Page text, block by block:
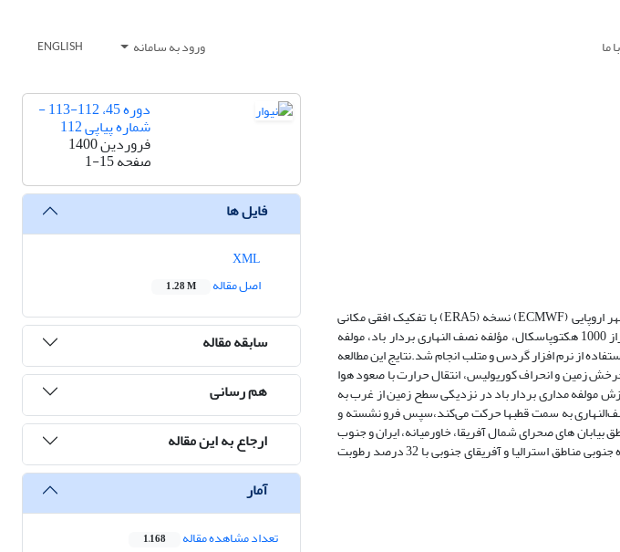
ما ورود به سامانه ENGLISH
جهت تشخیص ساختار گردش بزرگ مقیاس نصف‌النهاری سلول هادلی از داده‌های بازتحلیل پیش‌بینی میان مدت هواسپهر اروپایی (ECMWF) نسخه (ERA5) با تفکیک افقی مکانی
25/0*25/0 درجه و با بهره‌گیری از نقشه‌های دمای هوا، مؤلفه مداری بردار باد، مؤلفه مداری بردار باد سطح صفر در تراز 1000 هکتوپاسکال، مؤلفه نصف النهاری بردار باد، مولفه
تابع جریان عملکرد نصف‌النهاری، تابش موج بلند خروجی زمین برای دوره 40 ساله (2018-1979) و با استفاده از نرم افزار گردس و متلب انجام شد.نتایج این مطالعه
زمین و انحراف کوریولیس، انتقال حرارت با صعود هوا
درجه شمالی و 35 درجه جنوبی مشاهده می‌شود و وزش مولفه مداری بردار باد در نزدیکی سطح زمین از غرب به
به سمت قطبها حرکت می‌کند،سپس فرو نشسته و
های صحرای شمال آفریقا، خاورمیانه، ایران و جنوب
غربی ایالات متحده بیشتر در شاخه نزول دینامیکی سلول هادلی قرار دارند،و مقدار رطوبت نسبی با 22 درصد در نیمکره جنوبی مناطق استرالیا و آفریقای جنوبی با 32 درصد رطوبت
دوره 45، 112-113 -
شماره پیاپی 112
فروردین 1400
صفحه1-15
فایل ها
اصل مقاله
1.28 M
سابقه مقاله
هم رسانی
ارجاع به این مقاله
آمار
تعداد مشاهده مقاله 1,168